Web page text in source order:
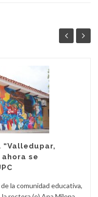
se
la comunidad educativa,